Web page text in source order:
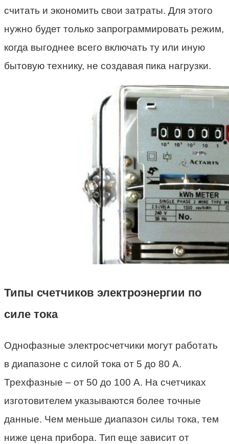
считать и экономить свои затраты. Для этого
нужно будет только запрограммировать режим,
когда выгоднее всего включать ту или иную
бытовую технику, не создавая пика нагрузки.
Типы счетчиков электроэнергии по
силе тока
Однофазные электросчетчики могут работать
в диапазоне с силой тока от 5 до 80 А.
Трехфазные – от 50 до 100 А. На счетчиках
изготовителем указываются более точные
данные. Чем меньше диапазон силы тока, тем
ниже цена прибора. Тип еще зависит от